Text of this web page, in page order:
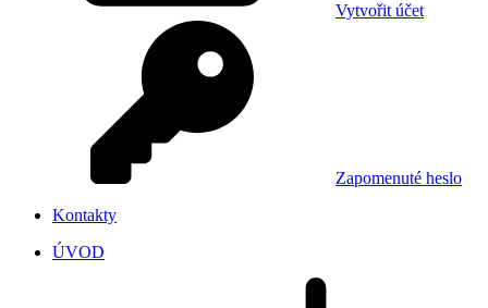
Vytvořit účet
Zapomenuté heslo
Kontakty
ÚVOD